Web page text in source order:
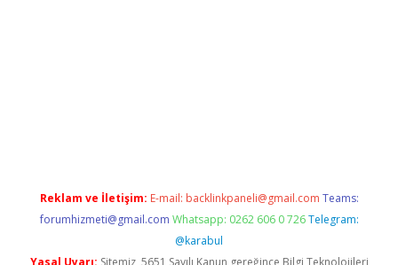
Reklam ve İletişim: E-mail: backlinkpaneli@gmail.com Teams:
forumhizmeti@gmail.com Whatsapp: 0262 606 0 726 Telegram:
@karabul
Yasal Uyarı: Sitemiz, 5651 Sayılı Kanun gereğince Bilgi Teknolojileri